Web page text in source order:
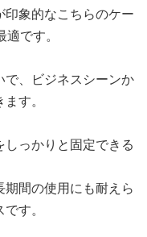
象的なこちらのケー
です。
、ビジネスシーンか
す。
っかりと固定できる
間の使用にも耐えら
す。